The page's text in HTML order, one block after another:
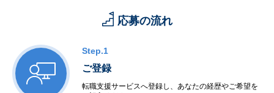
応募の流れ
Step.1
ご登録
転職支援サービスへ登録し、あなたの経歴やご希望を